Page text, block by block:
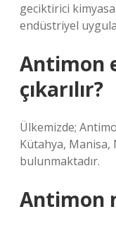
geciktirici
endüstriyel
Antimon
çıkarılır?
Ülkemizde;
Kütahya,
bulunmaktadır.
Antimon